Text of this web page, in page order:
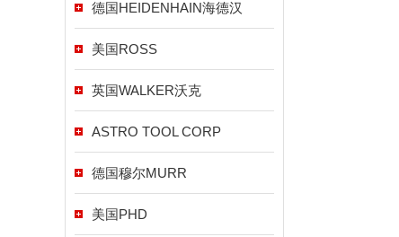
德国HEIDENHAIN海德汉
美国ROSS
英国WALKER沃克
ASTRO TOOL CORP
德国穆尔MURR
美国PHD